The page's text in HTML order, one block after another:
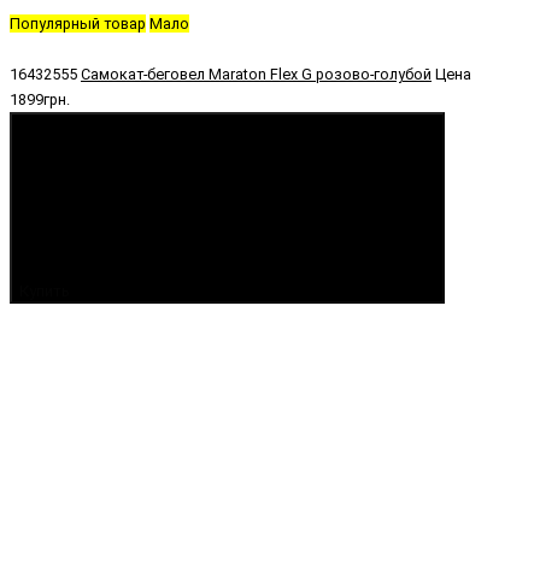
Популярный товар Мало
16432555 Самокат-беговел Maraton Flex G розово-голубой Цена
1899грн.